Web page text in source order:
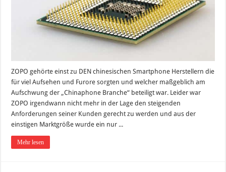
ZOPO gehörte einst zu DEN chinesischen Smartphone Herstellern die
für viel Aufsehen und Furore sorgten und welcher maßgeblich am
Aufschwung der „Chinaphone Branche“ beteiligt war. Leider war
ZOPO irgendwann nicht mehr in der Lage den steigenden
Anforderungen seiner Kunden gerecht zu werden und aus der
einstigen Marktgröße wurde ein nur ...
Mehr lesen